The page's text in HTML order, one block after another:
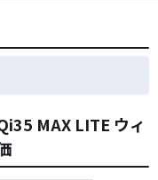
MAX LITE ウィ